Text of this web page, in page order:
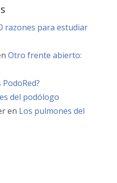
razones para estudiar
Otro frente abierto:
PodoRed?
del podólogo
en Los pulmones del